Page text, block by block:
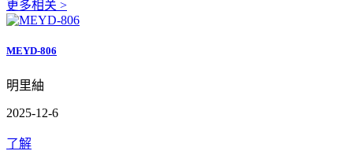
更多相关 >
MEYD-806
明里紬
2025-12-6
了解